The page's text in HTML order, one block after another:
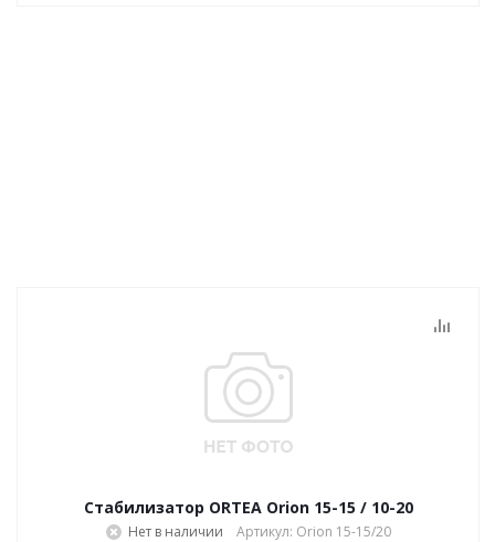
Стабилизатор ORTEA Orion 15-15 / 10-20
Нет в наличии Артикул: Orion 15-15/20